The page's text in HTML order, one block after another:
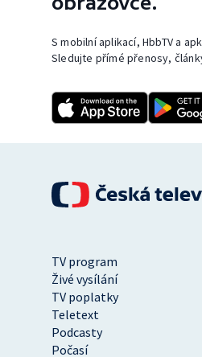
S mobilní aplikací, HbbTV a
Sledujte přímé přenosy,
TV program
Živé vysílání
TV poplatky
Teletext
Podcasty
Počasí